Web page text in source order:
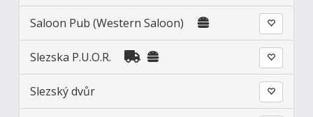
Saloon Pub (Western Saloon)
Slezska P.U.O.R.
Slezský dvůr